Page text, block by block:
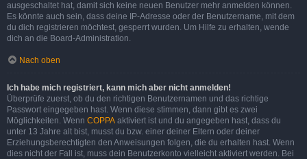
ausgeschaltet hat, damit sich keine neuen Benutzer mehr anmelden können.
Es könnte auch sein, dass deine IP-Adresse oder der Benutzername, mit dem
du dich registrieren möchtest, gesperrt wurden. Um Hilfe zu erhalten, wende
dich an die Board-Administration.
Nach oben
Ich habe mich registriert, kann mich aber nicht anmelden!
Überprüfe zuerst, ob du den richtigen Benutzernamen und das richtige
Passwort eingegeben hast. Wenn diese stimmen, dann gibt es zwei
Möglichkeiten. Wenn COPPA aktiviert ist und du angegeben hast, dass du
unter 13 Jahre alt bist, musst du bzw. einer deiner Eltern oder deiner
Erziehungsberechtigten den Anweisungen folgen, die du erhalten hast. Wenn
dies nicht der Fall ist, muss dein Benutzerkonto vielleicht aktiviert werden. Bei